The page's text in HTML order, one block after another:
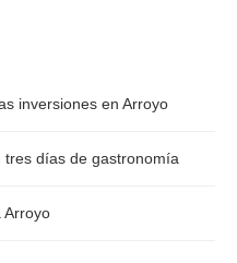
inversiones en Arroyo
tres días de gastronomía
Arroyo